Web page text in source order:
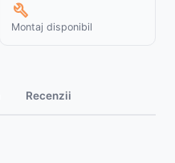
build
Montaj disponibil
Recenzii